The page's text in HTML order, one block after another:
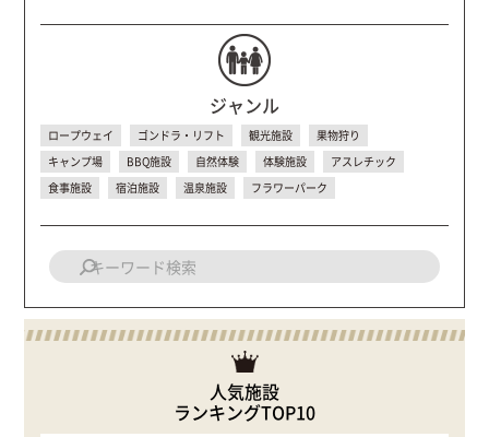
ジャンル
ロープウェイ ゴンドラ・リフト 観光施設
果物狩り
キャンプ場
BBQ施設 自然体験 体験施設
アスレチック
食事施設
宿泊施設 温泉施設 フラワーパーク
人気施設
ランキングTOP10